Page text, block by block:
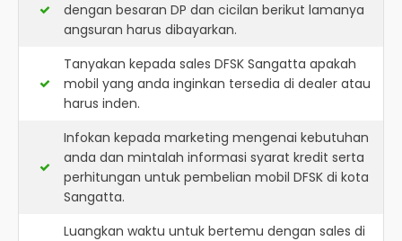
dengan besaran DP dan cicilan berikut lamanya
angsuran harus dibayarkan.
Tanyakan kepada sales DFSK Sangatta apakah
mobil yang anda inginkan tersedia di dealer atau
harus inden.
Infokan kepada marketing mengenai kebutuhan
anda dan mintalah informasi syarat kredit serta
perhitungan untuk pembelian mobil DFSK di kota
Sangatta.
Luangkan waktu untuk bertemu dengan sales di